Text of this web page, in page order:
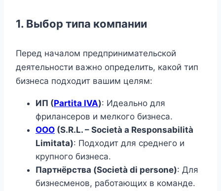
1. Выбор типа компании
Перед началом предпринимательской
деятельности важно определить, какой тип
бизнеса подходит вашим целям:
ИП (Partita IVA): Идеально для
фрилансеров и мелкого бизнеса.
ООО (S.R.L. – Società a Responsabilità
Limitata): Подходит для среднего и
крупного бизнеса.
Партнёрства (Società di persone): Для
бизнесменов, работающих в команде.